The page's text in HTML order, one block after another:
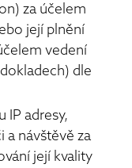
za účelem
její plnění
vedení
dle
IP adresy,
a návštěvě za
její kvality